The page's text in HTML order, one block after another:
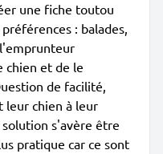
une fiche toutou
: balades,
chien et de le
de facilité,
leur chien à leur
s'avère être
pratique car ce sont